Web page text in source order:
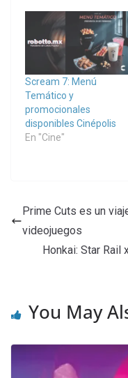
Scream 7: Menú
Temático y
promocionales
disponibles Cinépolis
En "Cine"
Prime Cuts es un
videojuegos
Honkai: Star Rail
You May